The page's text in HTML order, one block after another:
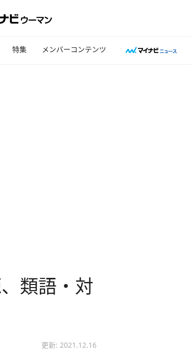
特集 メンバーコンテンツ
類語・対
更新: 2021.12.16